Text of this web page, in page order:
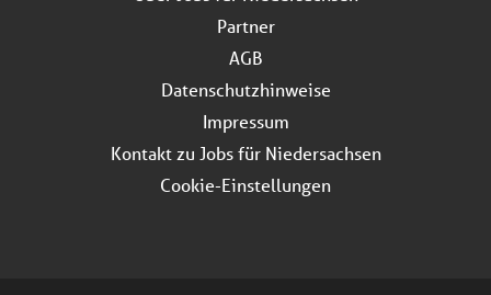
Partner
AGB
Datenschutzhinweise
Impressum
Kontakt zu Jobs für Niedersachsen
Cookie-Einstellungen